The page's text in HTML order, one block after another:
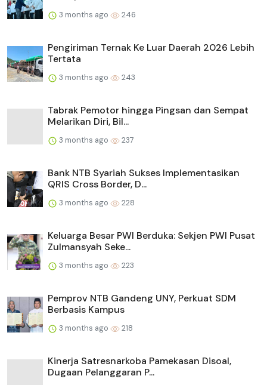
3 months ago 246
Pengiriman Ternak Ke Luar Daerah 2026 Lebih
Tertata
3 months ago 243
Tabrak Pemotor hingga Pingsan dan Sempat
Melarikan Diri, Bil...
3 months ago 237
Bank NTB Syariah Sukses Implementasikan
QRIS Cross Border, D...
3 months ago 228
Keluarga Besar PWI Berduka: Sekjen PWI Pusat
Zulmansyah Seke...
3 months ago 223
Pemprov NTB Gandeng UNY, Perkuat SDM
Berbasis Kampus
3 months ago 218
Kinerja Satresnarkoba Pamekasan Disoal,
Dugaan Pelanggaran P...